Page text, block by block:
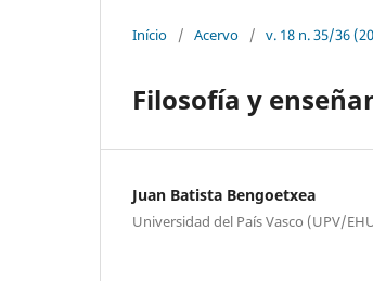
Início / Acervo / v. 18 n. 35/36
Filosofía y
Juan Batista Bengoetxea
Universidad del País Vasco (UPV/